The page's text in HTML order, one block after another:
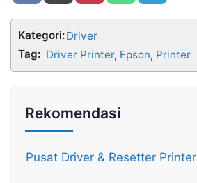
(Twitter)
Kategori:Driver
Tag: Driver Printer, Epson, Printer
Rekomendasi
Pusat Driver & Resetter Printer